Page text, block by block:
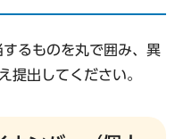
るものを丸で囲み、異
提出してください。